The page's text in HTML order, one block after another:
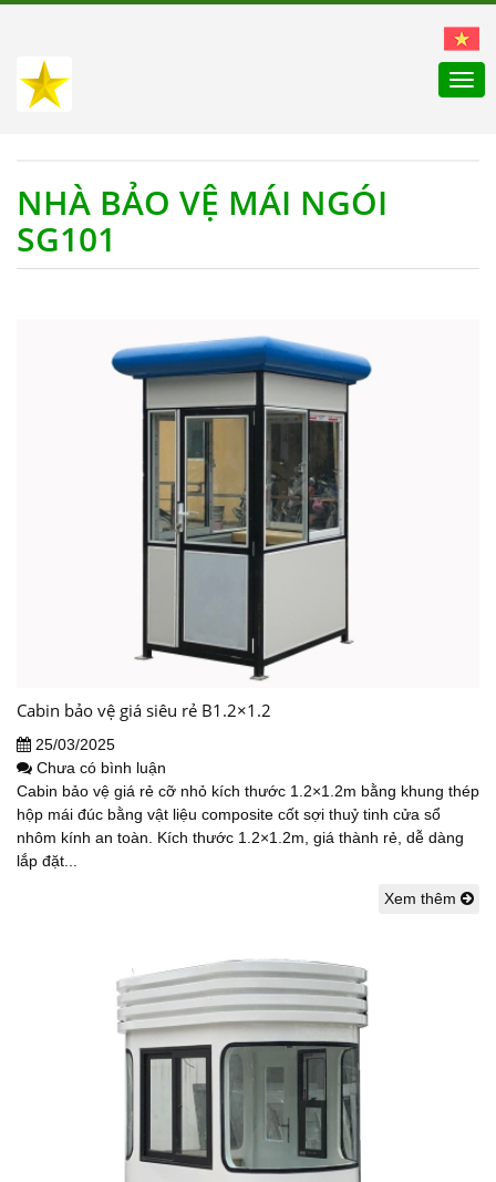
NHÀ BẢO VỆ MÁI NGÓI
SG101
Cabin bảo vệ giá siêu rẻ B1.2×1.2
25/03/2025
Chưa có bình luận
Cabin bảo vệ giá rẻ cỡ nhỏ kích thước 1.2×1.2m bằng khung thép
hộp mái đúc bằng vật liệu composite cốt sợi thuỷ tinh cửa sổ
nhôm kính an toàn. Kích thước 1.2×1.2m, giá thành rẻ, dễ dàng
lắp đặt...
Xem thêm